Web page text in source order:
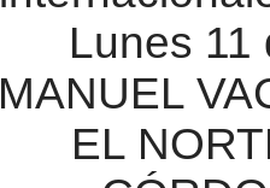
Lunes 11
MANUEL
EL